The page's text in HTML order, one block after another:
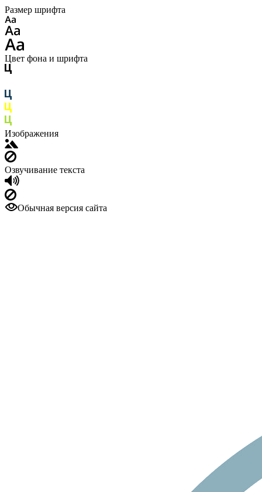
Размер шрифта
Цвет фона и шрифта
Изображения
Озвучивание текста
Обычная версия сайта